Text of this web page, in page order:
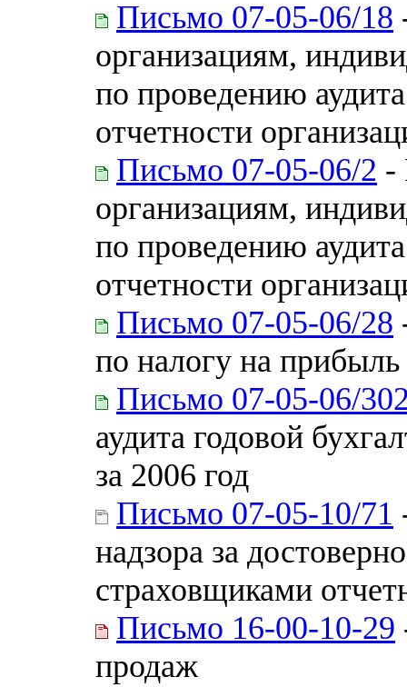
Письмо 07-05-06/18
организациям,
по проведению
отчетности
Письмо 07-05-06/2 -
организациям,
по проведению
отчетности
Письмо 07-05-06/28
по налогу на прибыль
Письмо 07-05-06/
аудита годовой
за 2006 год
Письмо 07-05-10/71
надзора за
страховщиками
Письмо 16-00-10-29
продаж